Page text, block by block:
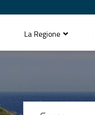
La Regione